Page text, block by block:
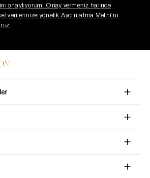
onaylıyorum. Onay vermeniz halinde
verilerinize yönelik Aydınlatma Metni’ni